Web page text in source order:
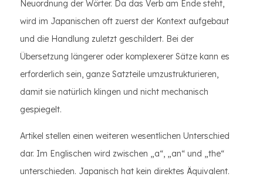
Neuordnung der Wörter. Da das Verb am Ende steht,
wird im Japanischen oft zuerst der Kontext aufgebaut
und die Handlung zuletzt geschildert. Bei der
Übersetzung längerer oder komplexerer Sätze kann es
erforderlich sein, ganze Satzteile umzustrukturieren,
damit sie natürlich klingen und nicht mechanisch
gespiegelt.
Artikel stellen einen weiteren wesentlichen Unterschied
dar. Im Englischen wird zwischen „a“, „an“ und „the“
unterschieden. Japanisch hat kein direktes Äquivalent.